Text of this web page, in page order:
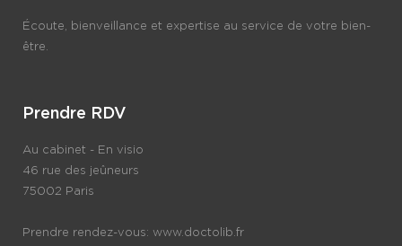
Écoute, bienveillance et expertise au service de votre bien-
être.
Prendre RDV
Au cabinet - En visio
46 rue des jeûneurs
75002 Paris
Prendre rendez-vous: www.doctolib.fr